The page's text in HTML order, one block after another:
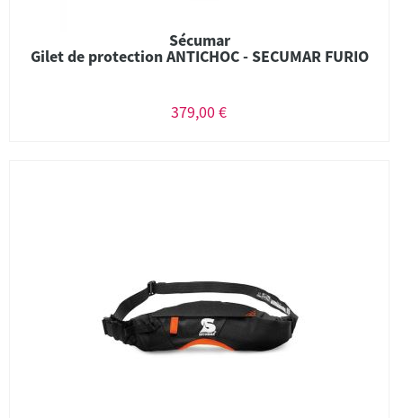
Sécumar
Gilet de protection ANTICHOC - SECUMAR FURIO
379,00 €